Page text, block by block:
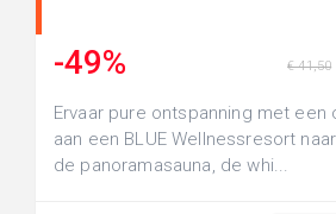
-49% € 41,50
Ervaar pure ontspanning met
aan een BLUE Wellnessresort
de panoramasauna, de whi...